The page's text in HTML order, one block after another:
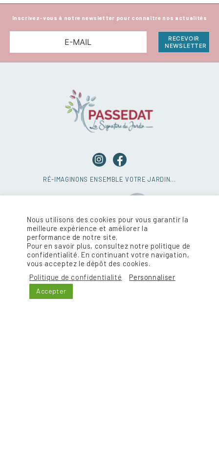
Inscrivez-vous à notre newsletter pour connaître nos actualités
RÉ-IMAGINONS ENSEMBLE VOTRE JARDIN…
CONTACTEZ-NOUS
PASSEDAT
« Camy » – 46140 LUZECH
contact@pepinierespassedat.com
Nous utilisons des cookies pour vous garantir la
meilleure expérience et améliorer la
performance de notre site.
Pour en savoir plus, consultez notre politique de
confidentialité. En continuant votre navigation,
vous acceptez le dépôt des cookies.
Politique de confidentialité
Personnaliser
Accepter